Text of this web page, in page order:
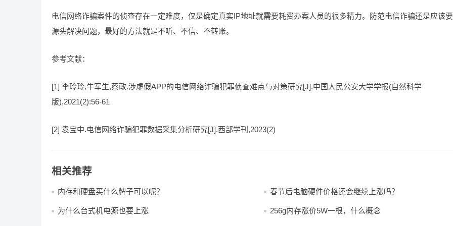
电信网络诈骗案件的侦查存在一定难度，仅是确定真实IP地址就需要耗费办案人员的很多精力。防范电信诈骗还是应该
源头解决问题，最好的方法就是不听、不信、不转账。
参考文献：
[1] 李玲玲,牛军生,蔡政.涉虚假APP的电信网络诈骗犯罪侦查难点与对策研究[J].中国人民公安大学学报(自然科学
版),2021(2):56-61
[2] 袁宝中.电信网络诈骗犯罪数据采集分析研究[J].西部学刊,2023(2)
相关推荐
内存和硬盘买什么牌子可以呢？ 春节后电脑硬件价格还会继续上涨吗？
为什么台式机电源也要上涨 256g内存涨价5W一根，什么概念